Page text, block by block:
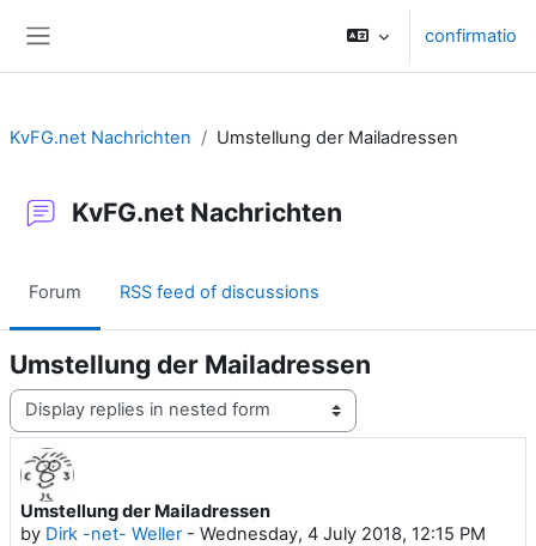
confirmatio
KvFG.net Nachrichten Umstellung der Mailadressen
KvFG.net Nachrichten
Forum RSS feed of discussions
Umstellung der Mailadressen
Display mode
Umstellung der Mailadressen
by Dirk -net- Weller- Wednesday, 4 July 2018, 12:15 PM
Number of replies: 0